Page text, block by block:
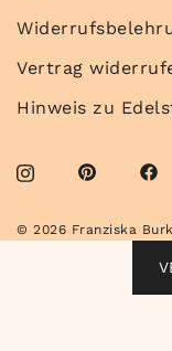
Vertrag
Hinweis zu
© 2026 Franziska